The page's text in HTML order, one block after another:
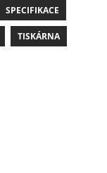
SPECIFIKACE
TISKÁRNA